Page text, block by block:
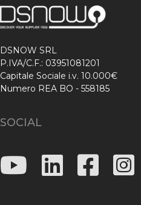
DSNOW SRL
P.IVA/C.F.: 03951081201
Capitale Sociale i.v. 10.000€
Numero REA BO - 558185
SOCIAL